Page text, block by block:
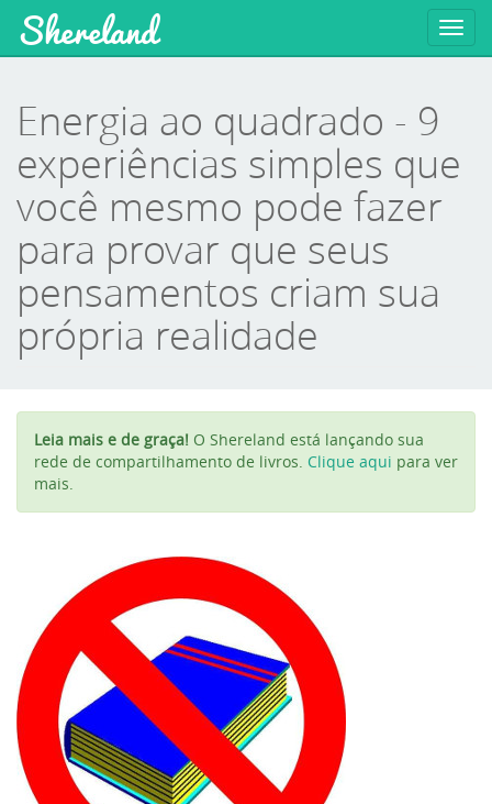
Shereland
Energia ao quadrado - 9
experiências simples que
você mesmo pode fazer
para provar que seus
pensamentos criam sua
própria realidade
Leia mais e de graça! O Shereland está lançando sua
rede de compartilhamento de livros. Clique aqui para ver
mais.